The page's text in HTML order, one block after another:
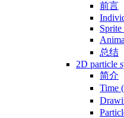
前言
总结
2D particle
简介
Time